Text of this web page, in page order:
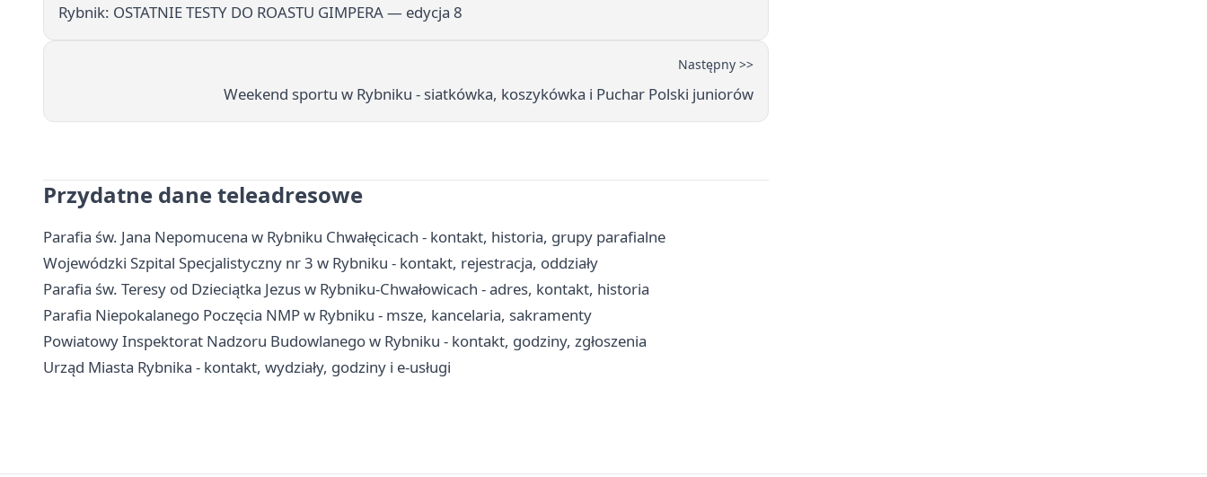
Rybnik: OSTATNIE TESTY DO ROASTU GIMPERA — edycja 8
Następny >>
Weekend sportu w Rybniku - siatkówka, koszykówka i Puchar Polski juniorów
Przydatne dane teleadresowe
Parafia św. Jana Nepomucena w Rybniku Chwałęcicach - kontakt, historia, grupy parafialne
Wojewódzki Szpital Specjalistyczny nr 3 w Rybniku - kontakt, rejestracja, oddziały
Parafia św. Teresy od Dzieciątka Jezus w Rybniku-Chwałowicach - adres, kontakt, historia
Parafia Niepokalanego Poczęcia NMP w Rybniku - msze, kancelaria, sakramenty
Powiatowy Inspektorat Nadzoru Budowlanego w Rybniku - kontakt, godziny, zgłoszenia
Urząd Miasta Rybnika - kontakt, wydziały, godziny i e-usługi